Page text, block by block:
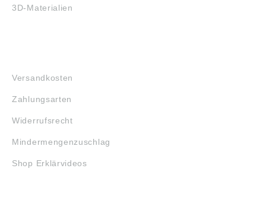
3D-Materialien
Versandkosten
Zahlungsarten
Widerrufsrecht
Mindermengenzuschlag
Shop Erklärvideos